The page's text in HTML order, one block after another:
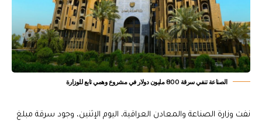
الصناعة تنفي سرقة 800 مليون دولار في مشروع وهمي تابع للوزارة
نفت وزارة الصناعة والمعادن العراقية، اليوم الإثنين، وجود سرقة مبلغ